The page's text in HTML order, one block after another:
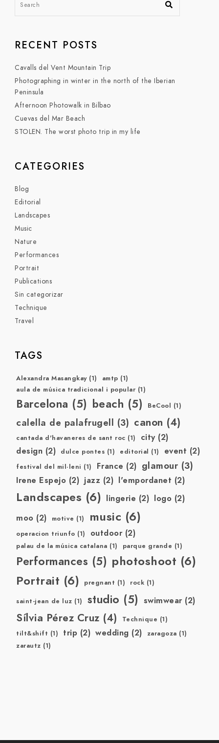
RECENT POSTS
Cavalls del Vent Mountain Trip
Photographing in winter in the north of the Iberian
Peninsula
Afternoon Photowalk in Bilbao
Cuevas del Mar Beach
STOLEN. The worst photo trip in my life
CATEGORIES
Blog
Editorial
Landscapes
Music
Nature
Performances
Portrait
Publications
Sin categorizar
Technique
Travel
TAGS
Alexandra Masangkay(1) amtp (1)
aula de música tradicional i popular (1)
Barcelona (5) beach (5) BeCool (1)
calella de palafrugell (3) canon (4)
cantada d'havaneres de sant roc (1) city(2)
design (2) dulce pontes (1) editorial (1) event (2)
festival del mil·leni (1) France (2) glamour (3)
Irene Espejo (2) jazz (2) l'empordanet (2)
Landscapes (6) lingerie (2) logo (2)
moo (2) motive (1) music (6)
operacion triunfo (1) outdoor(2)
palau de la música catalana (1) parque grande (1)
Performances (5) photoshoot (6)
Portrait (6) pregnant (1) rock (1)
saint-jean de luz (1) studio (5) swimwear(2)
Sílvia Pérez Cruz (4) Technique (1)
tilt&shift (1) trip (2) wedding (2) zaragoza (1)
zarautz (1)